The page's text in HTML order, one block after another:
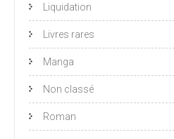
Liquidation
Livres rares
Manga
Non classé
Roman